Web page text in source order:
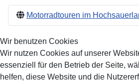
Motorradtouren im
Wir benutzen Cookies
Wir nutzen Cookies auf unserer
essenziell für den Betrieb der Seite,
helfen, diese Website und die